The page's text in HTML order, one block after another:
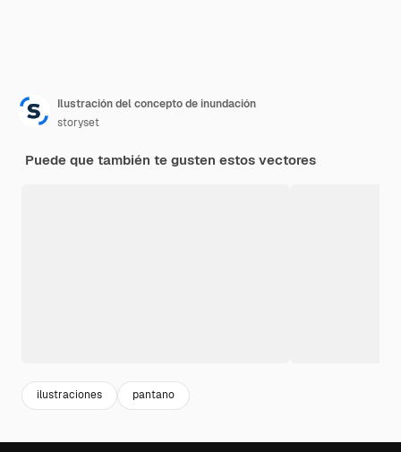
Ilustración del concepto de inundación
storyset
Puede que también te gusten estos vectores
ilustraciones pantano